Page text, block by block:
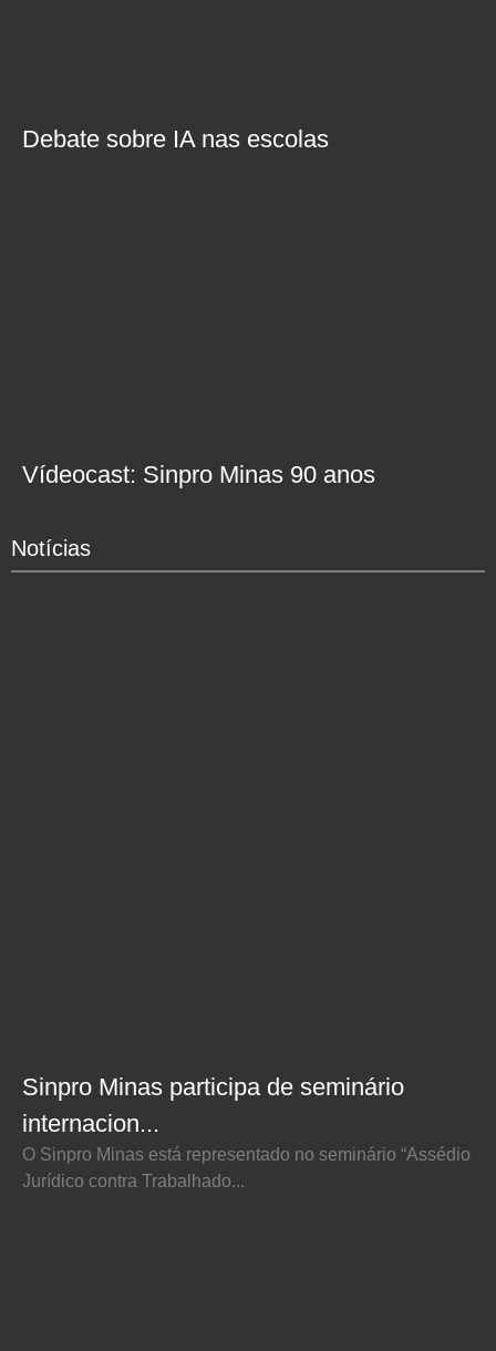
Debate sobre IA nas escolas
Vídeocast: Sinpro Minas 90 anos
Notícias
Sinpro Minas participa de seminário
internacion...
O Sinpro Minas está representado no seminário “Assédio
Jurídico contra Trabalhado...